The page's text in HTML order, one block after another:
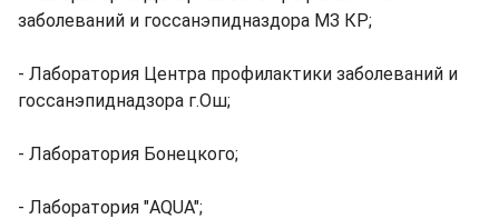
заболеваний и госсанэпидназдора МЗ КР;
- Лаборатория Центра профилактики заболеваний и
госсанэпиднадзора г.Ош;
- Лаборатория Бонецкого;
- Лаборатория "AQUA";